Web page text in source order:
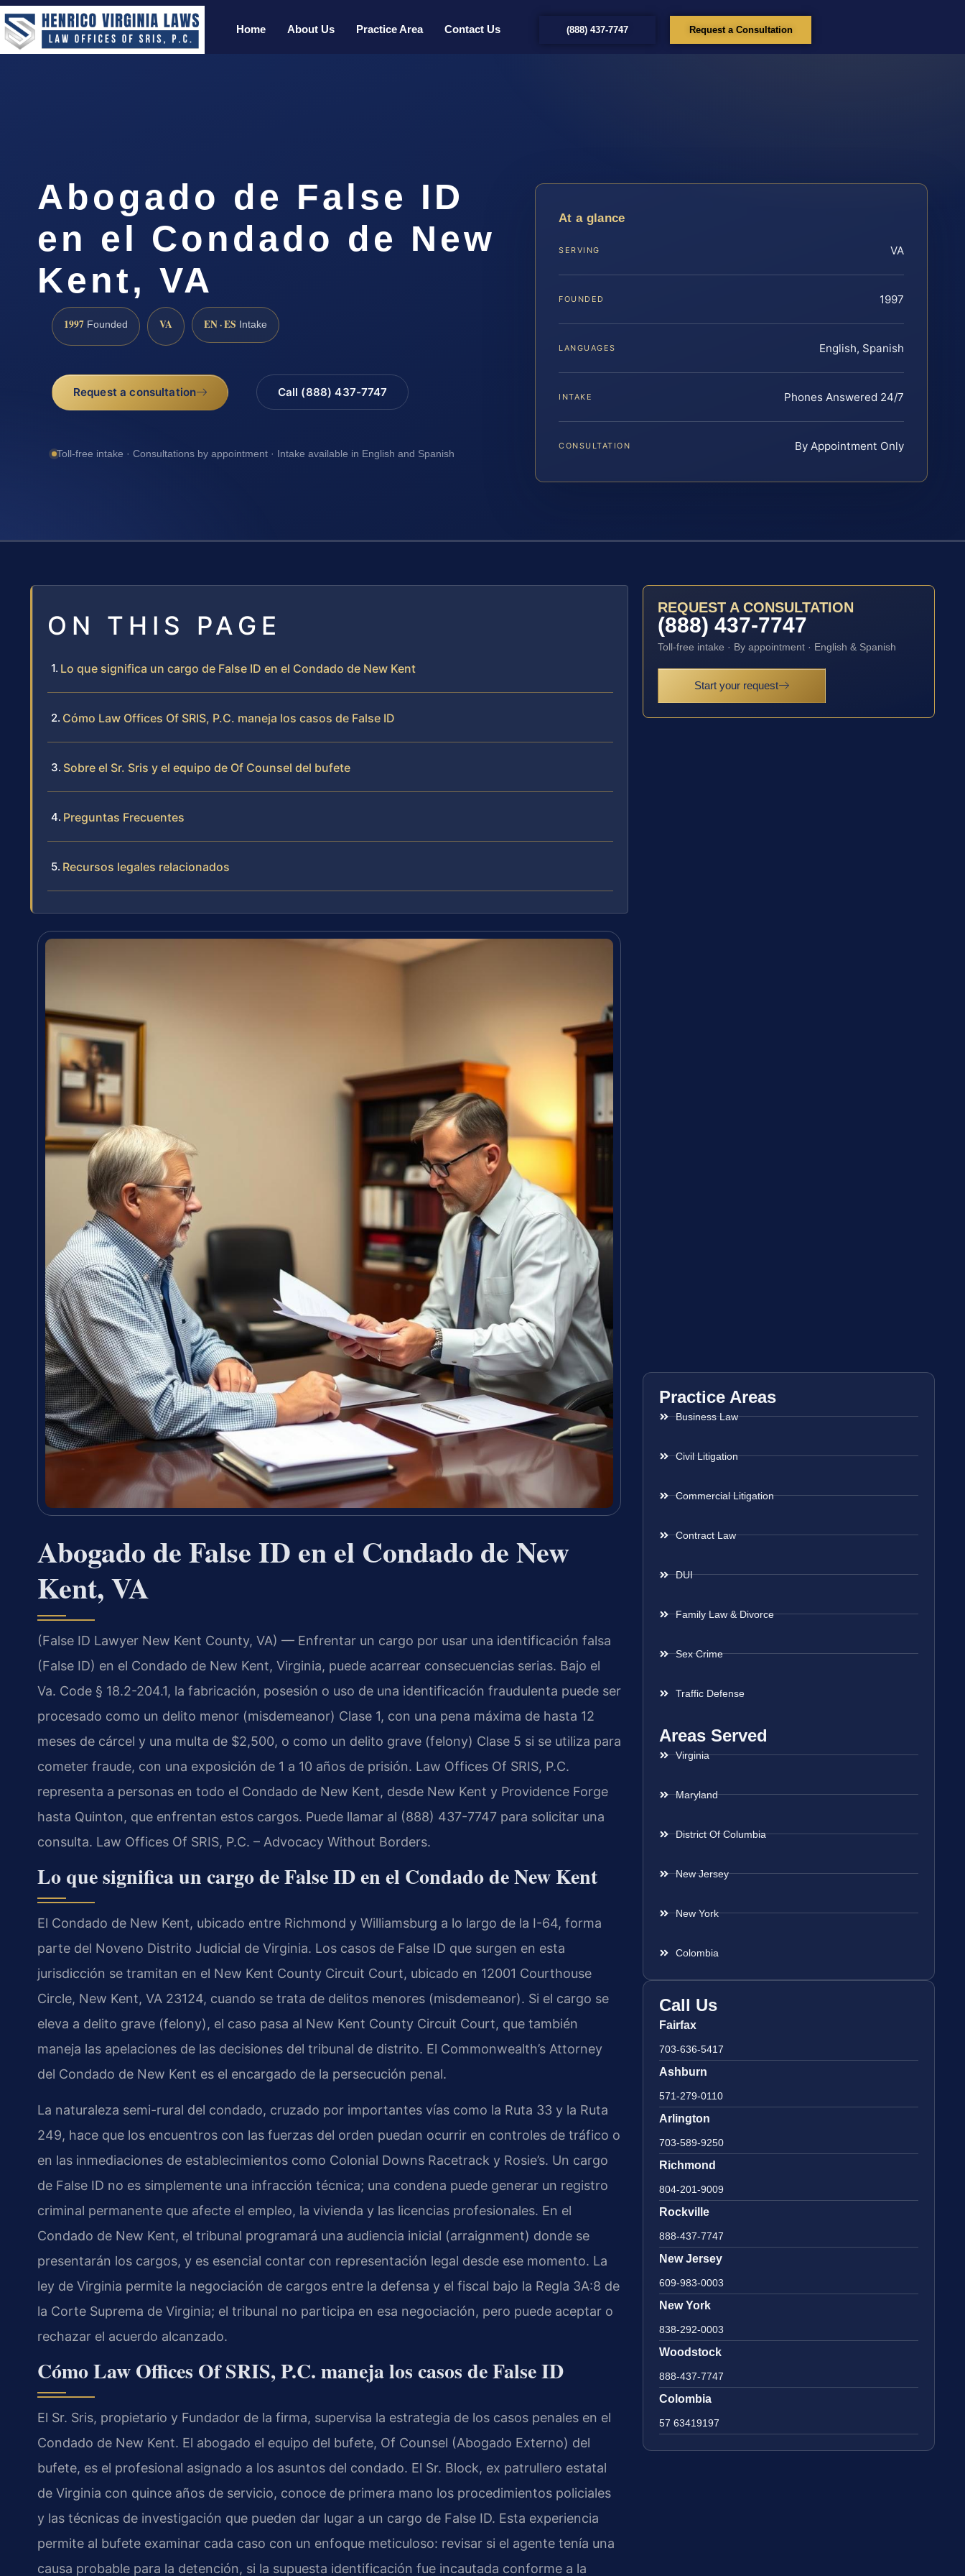
Home About Us Practice Area Contact Us (888) 437-7747 Request a Consultation
Abogado de False ID
en el Condado de New
Kent, VA
1997 Founded VA EN · ES Intake
Request a consultation Call (888) 437-7747
Toll-free intake · Consultations by appointment · Intake available in English and Spanish
At a glance
SERVING VA
FOUNDED 1997
LANGUAGES English, Spanish
INTAKE Phones Answered 24/7
CONSULTATION By Appointment Only
ON THIS PAGE
Lo que significa un cargo de False ID en el Condado de New Kent
Cómo Law Offices Of SRIS, P.C. maneja los casos de False ID
Sobre el Sr. Sris y el equipo de Of Counsel del bufete
Preguntas Frecuentes
Recursos legales relacionados
Abogado de False ID en el Condado de New
Kent, VA
(False ID Lawyer New Kent County, VA) — Enfrentar un cargo por usar una identificación falsa
(False ID) en el Condado de New Kent, Virginia, puede acarrear consecuencias serias. Bajo el
Va. Code § 18.2-204.1, la fabricación, posesión o uso de una identificación fraudulenta puede ser
procesado como un delito menor (misdemeanor) Clase 1, con una pena máxima de hasta 12
meses de cárcel y una multa de $2,500, o como un delito grave (felony) Clase 5 si se utiliza para
cometer fraude, con una exposición de 1 a 10 años de prisión. Law Offices Of SRIS, P.C.
representa a personas en todo el Condado de New Kent, desde New Kent y Providence Forge
hasta Quinton, que enfrentan estos cargos. Puede llamar al (888) 437-7747 para solicitar una
consulta. Law Offices Of SRIS, P.C. – Advocacy Without Borders.
Lo que significa un cargo de False ID en el Condado de New Kent
El Condado de New Kent, ubicado entre Richmond y Williamsburg a lo largo de la I-64, forma
parte del Noveno Distrito Judicial de Virginia. Los casos de False ID que surgen en esta
jurisdicción se tramitan en el New Kent County Circuit Court, ubicado en 12001 Courthouse
Circle, New Kent, VA 23124, cuando se trata de delitos menores (misdemeanor). Si el cargo se
eleva a delito grave (felony), el caso pasa al New Kent County Circuit Court, que también
maneja las apelaciones de las decisiones del tribunal de distrito. El Commonwealth’s Attorney
del Condado de New Kent es el encargado de la persecución penal.
La naturaleza semi-rural del condado, cruzado por importantes vías como la Ruta 33 y la Ruta
249, hace que los encuentros con las fuerzas del orden puedan ocurrir en controles de tráfico o
en las inmediaciones de establecimientos como Colonial Downs Racetrack y Rosie’s. Un cargo
de False ID no es simplemente una infracción técnica; una condena puede generar un registro
criminal permanente que afecte el empleo, la vivienda y las licencias profesionales. En el
Condado de New Kent, el tribunal programará una audiencia inicial (arraignment) donde se
presentarán los cargos, y es esencial contar con representación legal desde ese momento. La
ley de Virginia permite la negociación de cargos entre la defensa y el fiscal bajo la Regla 3A:8 de
la Corte Suprema de Virginia; el tribunal no participa en esa negociación, pero puede aceptar o
rechazar el acuerdo alcanzado.
Cómo Law Offices Of SRIS, P.C. maneja los casos de False ID
El Sr. Sris, propietario y Fundador de la firma, supervisa la estrategia de los casos penales en el
Condado de New Kent. El abogado el equipo del bufete, Of Counsel (Abogado Externo) del
bufete, es el profesional asignado a los asuntos del condado. El Sr. Block, ex patrullero estatal
de Virginia con quince años de servicio, conoce de primera mano los procedimientos policiales
y las técnicas de investigación que pueden dar lugar a un cargo de False ID. Esta experiencia
permite al bufete examinar cada caso con un enfoque meticuloso: revisar si el agente tenía una
causa probable para la detención, si la supuesta identificación fue incautada conforme a la
REQUEST A CONSULTATION
(888) 437-7747
Toll-free intake · By appointment · English & Spanish
Start your request
Practice Areas
Business Law
Civil Litigation
Commercial Litigation
Contract Law
DUI
Family Law & Divorce
Sex Crime
Traffic Defense
Areas Served
Virginia
Maryland
District Of Columbia
New Jersey
New York
Colombia
Call Us
Fairfax
703-636-5417
Ashburn
571-279-0110
Arlington
703-589-9250
Richmond
804-201-9009
Rockville
888-437-7747
New Jersey
609-983-0003
New York
838-292-0003
Woodstock
888-437-7747
Colombia
57 63419197